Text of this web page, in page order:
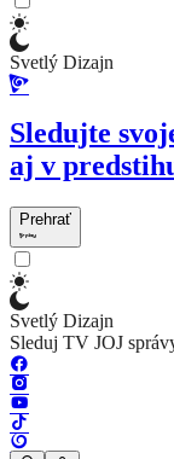
Svetlý Dizajn
Sledujte
aj v
Prehrať
Svetlý Dizajn
Sleduj TV JOJ